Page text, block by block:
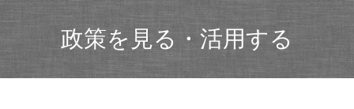
政策を見る・活用する